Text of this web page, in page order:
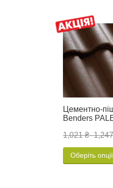
Цементно-
Benders
1,021 ₴–
Оберіть опції